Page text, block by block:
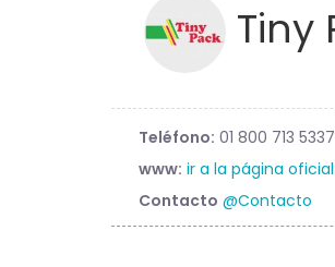
Tiny
Teléfono: 01 800 713 5337
www: ir a la página oficial
Contacto @Contacto